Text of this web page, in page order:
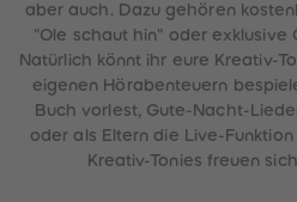
aber auch. Dazu gehören
"Ole schaut hin" oder exklusive
Natürlich könnt ihr eure Kreativ-
eigenen Hörabenteuern
Buch vorlest, Gute-Nacht-
oder als Eltern die Live-
Kreativ-Tonies freuen